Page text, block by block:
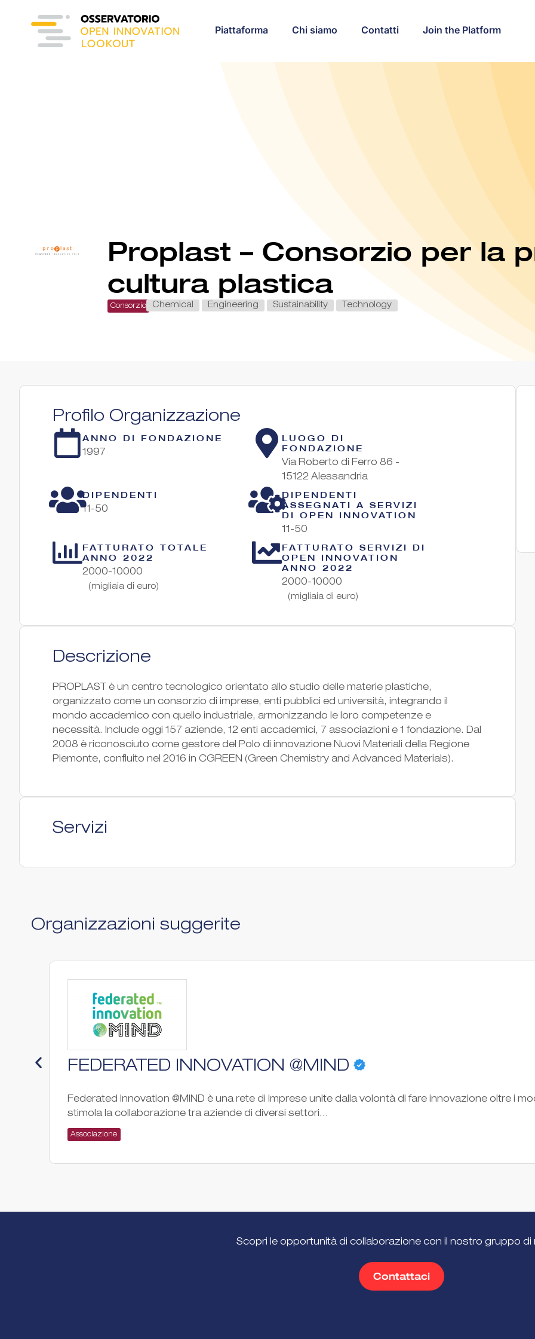
Piattaforma Chi siamo Contatti Join the Platform
Proplast – Consorzio per la
cultura plastica
Consorzio Chemical Engineering Sustainability Technology
Profilo Organizzazione
ANNO DI FONDAZIONE
1997
LUOGO DI
FONDAZIONE
Via Roberto di Ferro 86 -
15122 Alessandria
DIPENDENTI
11-50
DIPENDENTI
ASSEGNATI A SERVIZI
DI OPEN INNOVATION
11-50
FATTURATO TOTALE
ANNO 2022
2000-10000
(migliaia di euro)
FATTURATO SERVIZI DI
OPEN INNOVATION
ANNO 2022
2000-10000
(migliaia di euro)
Descrizione
PROPLAST è un centro tecnologico orientato allo studio delle materie plastiche,
organizzato come un consorzio di imprese, enti pubblici ed università, integrando il
mondo accademico con quello industriale, armonizzando le loro competenze e
necessità. Include oggi 157 aziende, 12 enti accademici, 7 associazioni e 1 fondazione. Dal
2008 è riconosciuto come gestore del Polo di innovazione Nuovi Materiali della Regione
Piemonte, confluito nel 2016 in CGREEN (Green Chemistry and Advanced Materials).
Servizi
Organizzazioni suggerite
FEDERATED INNOVATION @MIND
Federated Innovation @MIND è una rete di imprese unite dalla volontà di fare innovazione oltre i
stimola la collaborazione tra aziende di diversi settori...
Associazione
Scopri le opportunità di collaborazione con il nostro gruppo di
Contattaci